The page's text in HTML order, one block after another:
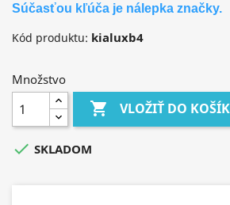
Súčasťou kľúča je nálepka značky.
Kód produktu: kialuxb4
Množstvo
 VLOŽIŤ DO
 SKLADOM